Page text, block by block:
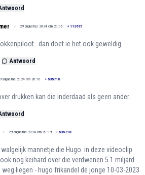
29 augustus 2024 om 20:06 + 112695
dan doet ie het ook geweldig.
Antwoord
augustus 2024 om 20:16 + 535718
drukken kan die inderdaad als geen ander.
29 augustus 2024 om 20:19 + 535718
mannetje die Hugo. in deze videoclip
nog keihard over die verdwenen 5.1 miljard
weg liegen - hugo frikandel de jonge 10-03-2023